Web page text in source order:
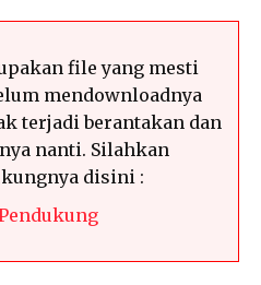
file yang mesti
mendownloadnya
terjadi berantakan dan
nanti. Silahkan
disini :